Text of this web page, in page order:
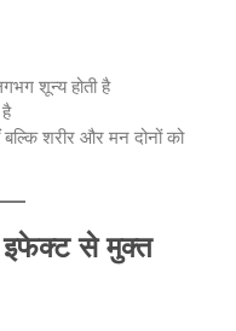
शून्य होती है
है
शरीर और मन दोनों को
इफेक्ट से मुक्त